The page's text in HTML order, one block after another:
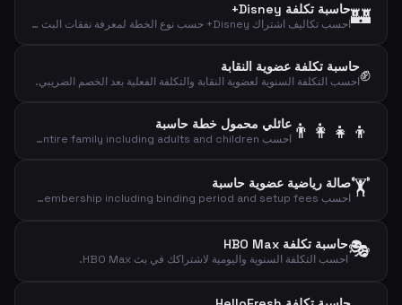
🏰حاسبة تكلفة Disney+
احسب تكاليف اشتراك Disney+ حسب نوع الخطة لمعرفة نفقات البث الشهرية والسنوية واليومية.
✊حاسبة تكلفة عضوية النقابة
احسب التكلفة السنوية لعضوية النقابة والتكلفة الفعلية بعد الخصم الضريبي.
👨‍👩‍👧‍👦 عائلي محمول خطة حاسبة
احسب the total cost of mobile plans for your entire family including adults and children.
🏋️صالة رياضية عضوية حاسبة
احسب the total cost of your gym membership including binding period and setup fees.
🎭حاسبة تكلفة HBO Max
احسب التكلفة السنوية واليومية لاشتراكك في بث HBO Max.